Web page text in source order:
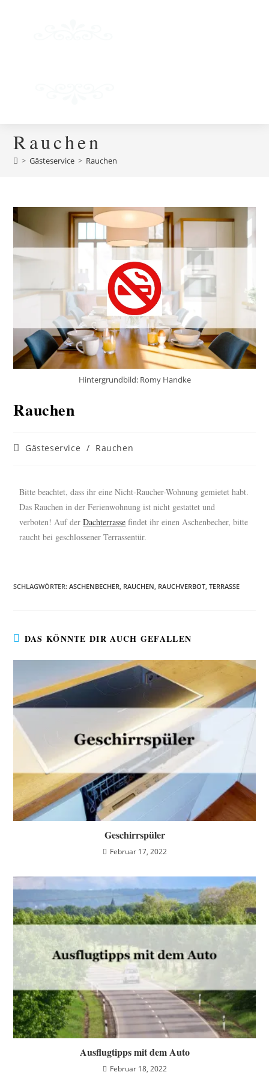
Rauchen
> Gästeservice > Rauchen
Hintergrundbild: Romy Handke
Rauchen
Gästeservice / Rauchen
Bitte beachtet, dass ihr eine Nicht-Raucher-Wohnung gemietet habt.
Das Rauchen in der Ferienwohnung ist nicht gestattet und
verboten! Auf derDachterrasse findet ihr einen Aschenbecher, bitte
raucht bei geschlossener Terrassentür.
SCHLAGWÖRTER:ASCHENBECHER RAUCHEN RAUCHVERBOT TERRASSE
DAS KÖNNTE DIR AUCH GEFALLEN
Geschirrspüler
Februar 17, 2022
Ausflugtipps mit dem Auto
Februar 18, 2022